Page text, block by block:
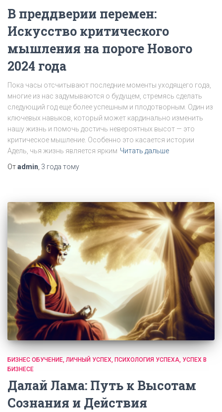
В преддверии перемен:
Искусство критического
мышления на пороге Нового
2024 года
Пока часы отсчитывают последние моменты уходящего года,
многие из нас задумываются о будущем, стремясь сделать
следующий год еще более успешным и плодотворным. Один из
ключевых навыков, который может кардинально изменить
нашу жизнь и помочь достичь невероятных высот — это
критическое мышление. Особенно это касается истории
Адель, чья жизнь является ярким Читать дальше
Отadmin 3 года тому
БИЗНЕС ОБУЧЕНИЕ ЛИЧНЫЙ УСПЕХ ПСИХОЛОГИЯ УСПЕХА УСПЕХ В
БИЗНЕСЕ
Далай Лама: Путь к Высотам
Сознания и Действия